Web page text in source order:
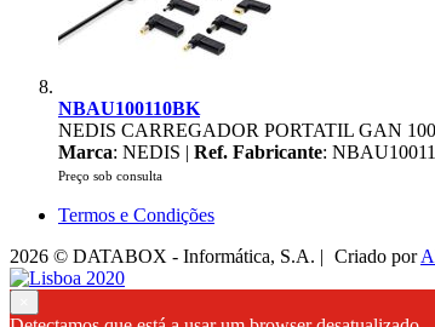
NBAU100110BK
NEDIS CARREGADOR PORTATIL GAN
Marca: NEDIS | Ref. Fabricante:
Preço sob consulta
Termos e Condições
2026 © DATABOX - Informática, S.A. | Criado por